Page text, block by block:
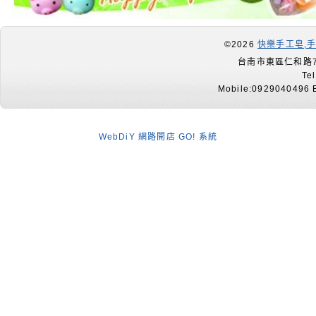
©2026 快樂手工皂,
台南市東區仁和
Mobile:0929040496
WebDiY 網路開店 GO! 系統